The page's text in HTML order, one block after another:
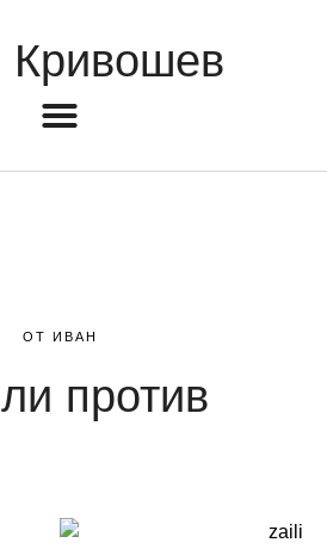
Кривошев
ОТ ИВАН
против